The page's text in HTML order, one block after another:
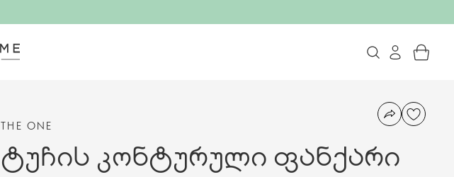
THE ONE
ტუჩის კონტურული ფანქარი